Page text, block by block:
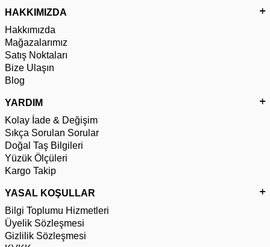
HAKKIMIZDA
Hakkımızda
Mağazalarımız
Satış Noktaları
Bize Ulaşın
Blog
YARDIM
Kolay İade & Değişim
Sıkça Sorulan Sorular
Doğal Taş Bilgileri
Yüzük Ölçüleri
Kargo Takip
YASAL KOŞULLAR
Bilgi Toplumu Hizmetleri
Üyelik Sözleşmesi
Gizlilik Sözleşmesi